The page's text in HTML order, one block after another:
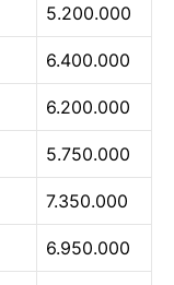
5.200.000
6.400.000
6.200.000
5.750.000
7.350.000
6.950.000